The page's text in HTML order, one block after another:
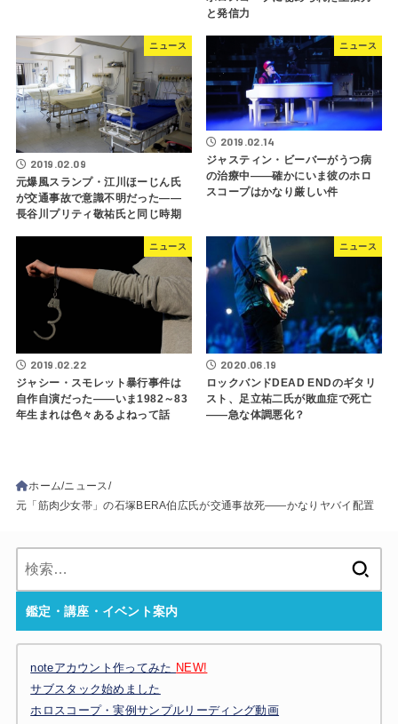
と発信力
ニュース
2019.02.09
元爆風スランプ・江川ほーじん氏
が交通事故で意識不明だった――
長谷川プリティ敬祐氏と同じ時期
ニュース
2019.02.14
ジャスティン・ビーバーがうつ病
の治療中――確かにいま彼のホロ
スコープはかなり厳しい件
ニュース
2019.02.22
ジャシー・スモレット暴行事件は
自作自演だった――いま1982～83
年生まれは色々あるよねって話
ニュース
2020.06.19
ロックバンドDEAD ENDのギタリ
スト、足立祐二氏が敗血症で死亡
――急な体調悪化？
ホーム ニュース
元「筋肉少女帯」の石塚BERA伯広氏が交通事故死――かなりヤバイ配置
鑑定・講座・イベント案内
noteアカウント作ってみた NEW!
サブスタック始めました
ホロスコープ・実例サンプルリーディング動画